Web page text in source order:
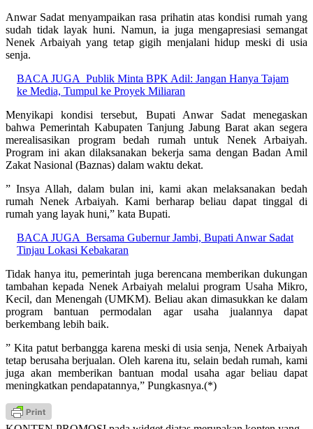
Anwar Sadat menyampaikan rasa prihatin atas kondisi rumah yang
sudah tidak layak huni. Namun, ia juga mengapresiasi semangat
Nenek Arbaiyah yang tetap gigih menjalani hidup meski di usia
senja.
BACA JUGA Publik Minta BPK Adil: Jangan Hanya Tajam
ke Media, Tumpul ke Proyek Miliaran
Menyikapi kondisi tersebut, Bupati Anwar Sadat menegaskan
bahwa Pemerintah Kabupaten Tanjung Jabung Barat akan segera
merealisasikan program bedah rumah untuk Nenek Arbaiyah.
Program ini akan dilaksanakan bekerja sama dengan Badan Amil
Zakat Nasional (Baznas) dalam waktu dekat.
” Insya Allah, dalam bulan ini, kami akan melaksanakan bedah
rumah Nenek Arbaiyah. Kami berharap beliau dapat tinggal di
rumah yang layak huni,” kata Bupati.
BACA JUGA Bersama Gubernur Jambi, Bupati Anwar Sadat
Tinjau Lokasi Kebakaran
Tidak hanya itu, pemerintah juga berencana memberikan dukungan
tambahan kepada Nenek Arbaiyah melalui program Usaha Mikro,
Kecil, dan Menengah (UMKM). Beliau akan dimasukkan ke dalam
program bantuan permodalan agar usaha jualannya dapat
berkembang lebih baik.
” Kita patut berbangga karena meski di usia senja, Nenek Arbaiyah
tetap berusaha berjualan. Oleh karena itu, selain bedah rumah, kami
juga akan memberikan bantuan modal usaha agar beliau dapat
meningkatkan pendapatannya,” Pungkasnya.(*)